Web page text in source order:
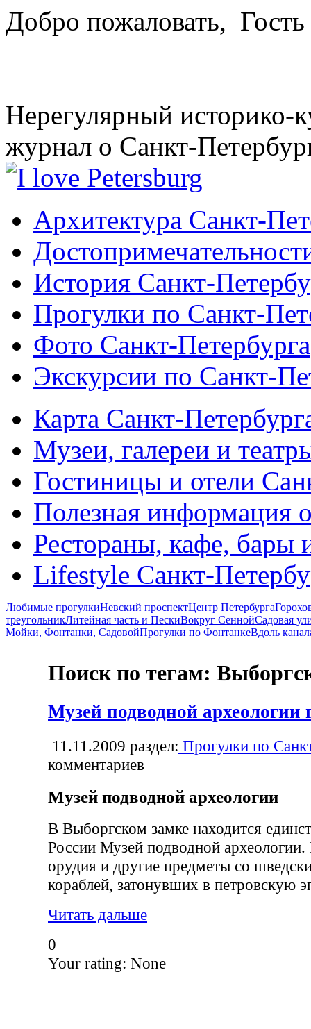
Добро пожаловать, Гость
Нерегулярный историко-
журнал о Санкт-
Архитектура Санкт-
История Санкт-
Прогулки по Санкт-
Фото Санкт-Петербурга
Экскурсии по Санкт-
Карта Санкт-
Музеи, галереи и
Гостиницы и отели
Полезная информация
Рестораны, кафе, бары
Lifestyle Санкт-
Любимые прогулкиНевский проспектЦентр Петербурга
треугольникЛитейная часть и ПескиВокруг СеннойСадовая
Мойки, Фонтанки, СадовойПрогулки по ФонтанкеВдоль
Поиск по тегам:
Музей подводной археологии
11.11.2009 раздел: Прогулки по
комментариев
Музей подводной археологии
В Выборгском замке находится
России Музей подводной
орудия и другие предметы со
кораблей, затонувших в петровскую
Читать дальше
0
Your rating: None